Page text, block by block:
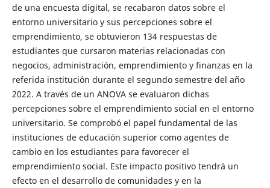
de una encuesta digital, se recabaron datos sobre el
entorno universitario y sus percepciones sobre el
emprendimiento, se obtuvieron 134 respuestas de
estudiantes que cursaron materias relacionadas con
negocios, administración, emprendimiento y finanzas en la
referida institución durante el segundo semestre del año
2022. A través de un ANOVA se evaluaron dichas
percepciones sobre el emprendimiento social en el entorno
universitario. Se comprobó el papel fundamental de las
instituciones de educación superior como agentes de
cambio en los estudiantes para favorecer el
emprendimiento social. Este impacto positivo tendrá un
efecto en el desarrollo de comunidades y en la